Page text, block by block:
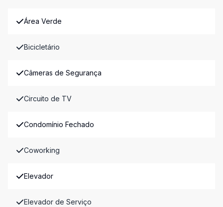
Área Verde
Bicicletário
Câmeras de Segurança
Circuito de TV
Condomínio Fechado
Coworking
Elevador
Elevador de Serviço